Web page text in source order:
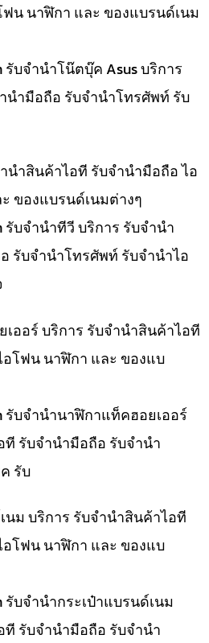
น นาฬิกา และ ของแบรนด์เนม
บจำนำโน๊ตบุ๊ค Asus บริการ
นำมือถือ รับจำนำโทรศัพท์ รับ
นำสินค้าไอที รับจำนำมือถือ ไอ
ของแบรนด์เนมต่างๆ
บจำนำทีวี บริการ รับจำนำ
รับจำนำโทรศัพท์ รับจำนำไอ
ออร์ บริการ รับจำนำสินค้าไอที
โฟน นาฬิกา และ ของแบ
บจำนำนาฬิกาแท็คฮอยเออร์
รับจำนำมือถือ รับจำนำ
รับ
นม บริการ รับจำนำสินค้าไอที
โฟน นาฬิกา และ ของแบ
บจำนำกระเป๋าแบรนด์เนม
รับจำนำมือถือ รับจำนำ